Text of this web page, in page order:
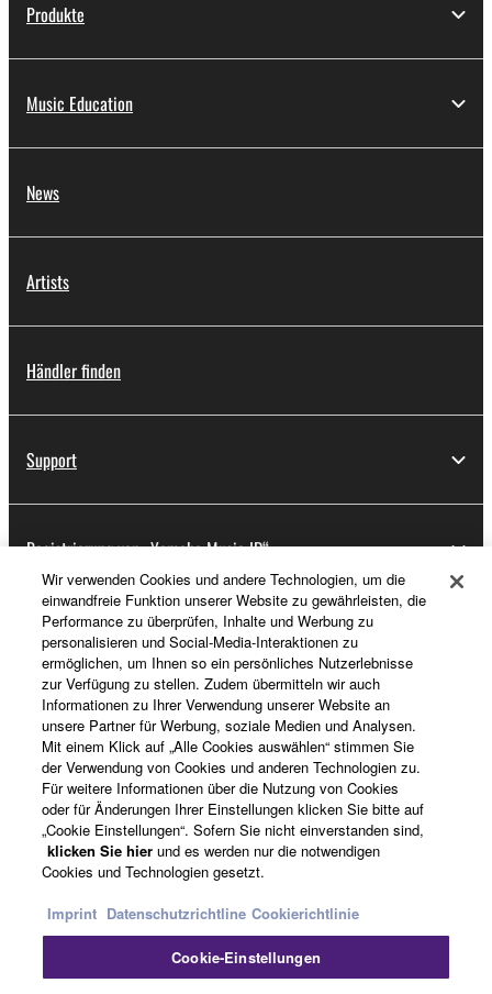
Produkte
Music Education
News
Artists
Händler finden
Support
Registrierung von „Yamaha Music ID“
Über Yamaha
Österreich - German
Business
KontaktNutzungsbedingungenDatenschutzerklärung
Wir verwenden Cookies und andere Technologien, um die
einwandfreie Funktion unserer Website zu gewährleisten, die
Performance zu überprüfen, Inhalte und Werbung zu
personalisieren und Social-Media-Interaktionen zu
ermöglichen, um Ihnen so ein persönliches Nutzerlebnisse
zur Verfügung zu stellen. Zudem übermitteln wir auch
Informationen zu Ihrer Verwendung unserer Website an
unsere Partner für Werbung, soziale Medien und Analysen.
Mit einem Klick auf „Alle Cookies auswählen“ stimmen Sie
der Verwendung von Cookies und anderen Technologien zu.
Für weitere Informationen über die Nutzung von Cookies
oder für Änderungen Ihrer Einstellungen klicken Sie bitte auf
„Cookie Einstellungen“. Sofern Sie nicht einverstanden sind,
klicken Sie hier und es werden nur die notwendigen
Cookies und Technologien gesetzt.
Imprint Datenschutzrichtline Cookierichtlinie
Cookie-Einstellungen